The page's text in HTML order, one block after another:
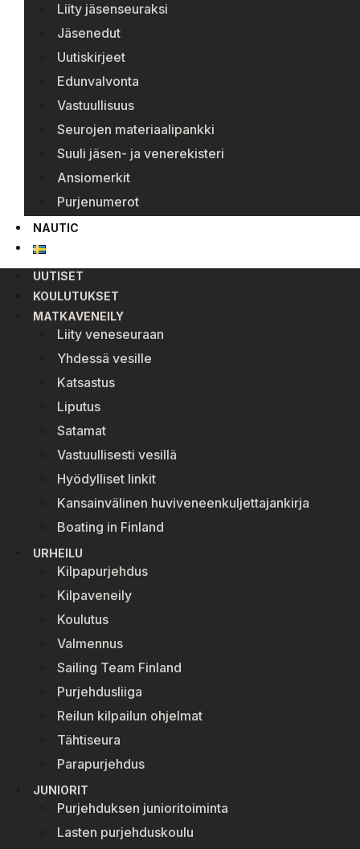
Liity jäsenseuraksi
Jäsenedut
Uutiskirjeet
Edunvalvonta
Vastuullisuus
Seurojen materiaalipankki
Suuli jäsen- ja venerekisteri
Ansiomerkit
Purjenumerot
NAUTIC
UUTISET
KOULUTUKSET
MATKAVENEILY
Liity veneseuraan
Yhdessä vesille
Katsastus
Liputus
Satamat
Vastuullisesti vesillä
Hyödylliset linkit
Kansainvälinen huviveneenkuljettajankirja
Boating in Finland
URHEILU
Kilpapurjehdus
Kilpaveneily
Koulutus
Valmennus
Sailing Team Finland
Purjehdusliiga
Reilun kilpailun ohjelmat
Tähtiseura
Parapurjehdus
JUNIORIT
Purjehduksen junioritoiminta
Lasten purjehduskoulu